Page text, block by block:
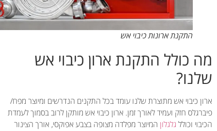
התקנת ארונות כיבוי אש
כולל התקנת ארון כיבוי אש
כיבוי אש מתוצרת שלנו עומד בכל התקנים הנדרשים ומיוצר מפח/
חזק ועמיד לאורך זמן. ארון כיבוי אש מותקן לרוב בסמוך לעמדת
וכוללגלגלוןהמיוצר מפלדה מצופה בצבע אפוקסי, אורך הצינור